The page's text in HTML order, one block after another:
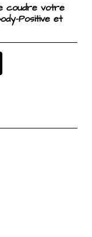
coudre votre
Positive et